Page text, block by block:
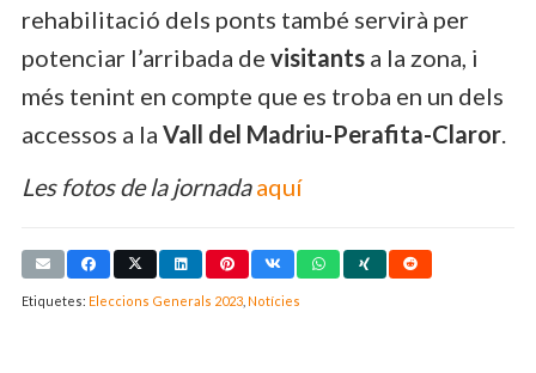
rehabilitació dels ponts també servirà per
potenciar l’arribada de visitants a la zona, i
més tenint en compte que es troba en un dels
accessos a la Vall del Madriu-Perafita-Claror.
Les fotos de la jornada aquí
Etiquetes: Eleccions Generals 2023 Notícies